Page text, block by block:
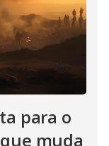
para o
muda